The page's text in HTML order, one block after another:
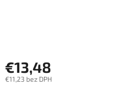
€13,48
€11,23 bez DPH